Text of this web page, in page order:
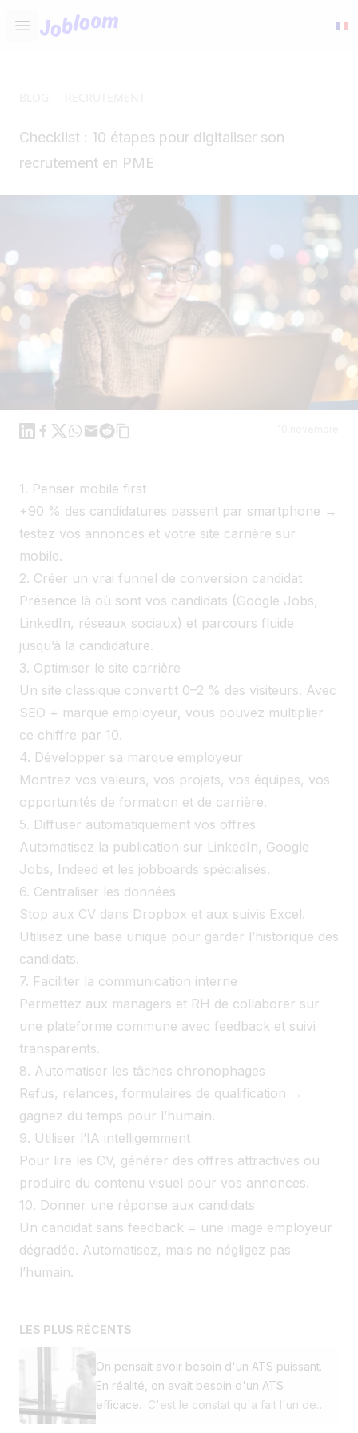
Open main menu
Jobloom
Checklist : 10 étapes pour digitaliser son
recrutement en PME
Linkedin
Facebook
X WhatsApp
MailReddit
1. Penser mobile first
+90 % des candidatures passent par smartphone →
testez vos annonces et votre site carrière sur
mobile.
2. Créer un vrai funnel de conversion candidat
Présence là où sont vos candidats (Google Jobs,
LinkedIn, réseaux sociaux) et parcours fluide
jusqu’à la candidature.
3. Optimiser le site carrière
Un site classique convertit 0–2 % des visiteurs. Avec
SEO + marque employeur, vous pouvez multiplier
ce chiffre par 10.
4. Développer sa marque employeur
Montrez vos valeurs, vos projets, vos équipes, vos
opportunités de formation et de carrière.
5. Diffuser automatiquement vos offres
Automatisez la publication sur LinkedIn, Google
Jobs, Indeed et les jobboards spécialisés.
6. Centraliser les données
Stop aux CV dans Dropbox et aux suivis Excel.
Utilisez une base unique pour garder l’historique des
candidats.
7. Faciliter la communication interne
Permettez aux managers et RH de collaborer sur
une plateforme commune avec feedback et suivi
transparents.
8. Automatiser les tâches chronophages
Refus, relances, formulaires de qualification →
gagnez du temps pour l’humain.
9. Utiliser l’IA intelligemment
Pour lire les CV, générer des offres attractives ou
produire du contenu visuel pour vos annonces.
10. Donner une réponse aux candidats
Un candidat sans feedback = une image employeur
dégradée. Automatisez, mais ne négligez pas
l’humain.
LES PLUS RÉCENTS
On pensait avoir besoin d'un ATS puissant.
En réalité, on avait besoin d'un ATS
efficace. C'est le constat qu'a fait l'un de